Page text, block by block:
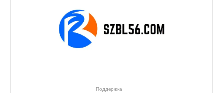
Поддержка